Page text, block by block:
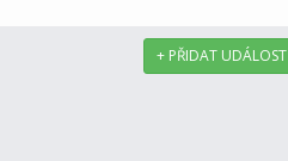
+ PŘIDAT UDÁLOST